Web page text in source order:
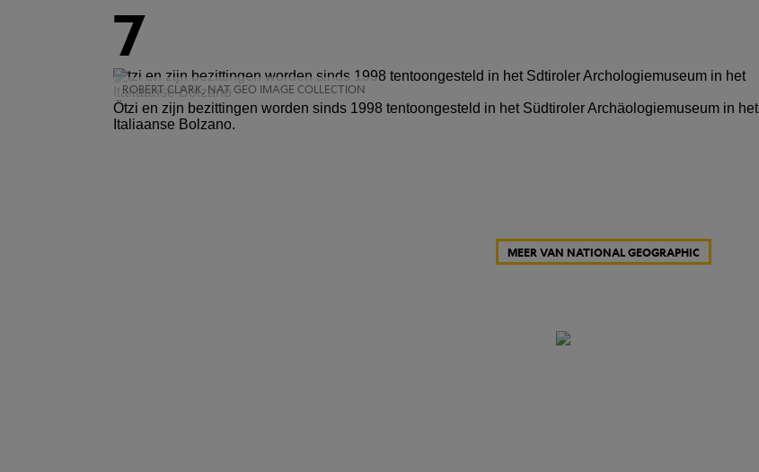
7
ROBERT CLARK, NAT GEO IMAGE COLLECTION
Ötzi en zijn bezittingen worden sinds 1998 tentoongesteld in het Südtiroler Archäologiemuseum in het
Italiaanse Bolzano.
MEER VAN NATIONAL GEOGRAPHIC